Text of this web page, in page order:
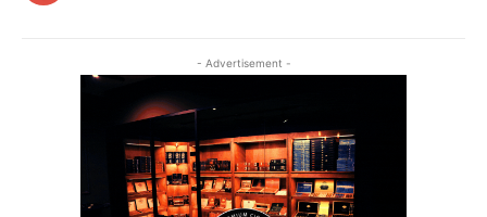
- Advertisement -